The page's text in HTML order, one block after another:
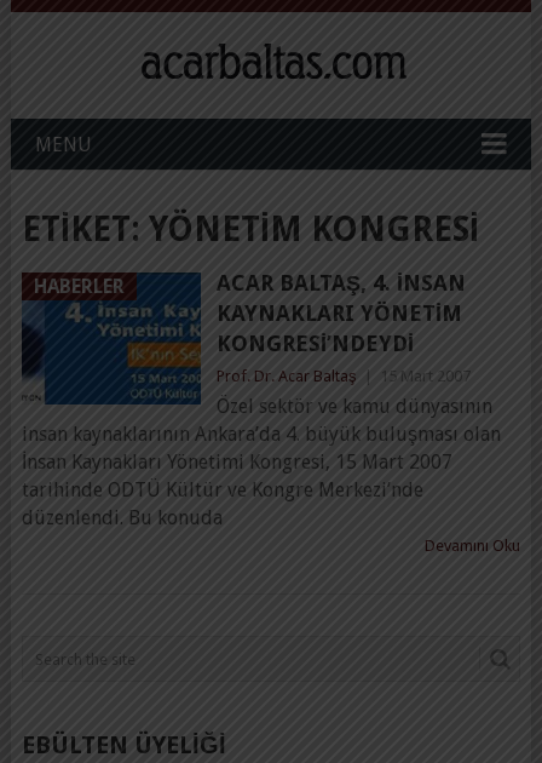
MENU
ETIKET: YÖNETIM KONGRESI
HABERLER
ACAR BALTAŞ, 4. İNSAN
KAYNAKLARI YÖNETIM
KONGRESI’NDEYDI
Prof. Dr. Acar Baltaş 15 Mart 2007
Özel sektör ve kamu dünyasının
insan kaynaklarının Ankara’da 4. büyük buluşması olan
İnsan Kaynakları Yönetimi Kongresi, 15 Mart 2007
tarihinde ODTÜ Kültür ve Kongre Merkezi’nde
düzenlendi. Bu konuda
Devamını Oku
EBÜLTEN ÜYELİĞİ